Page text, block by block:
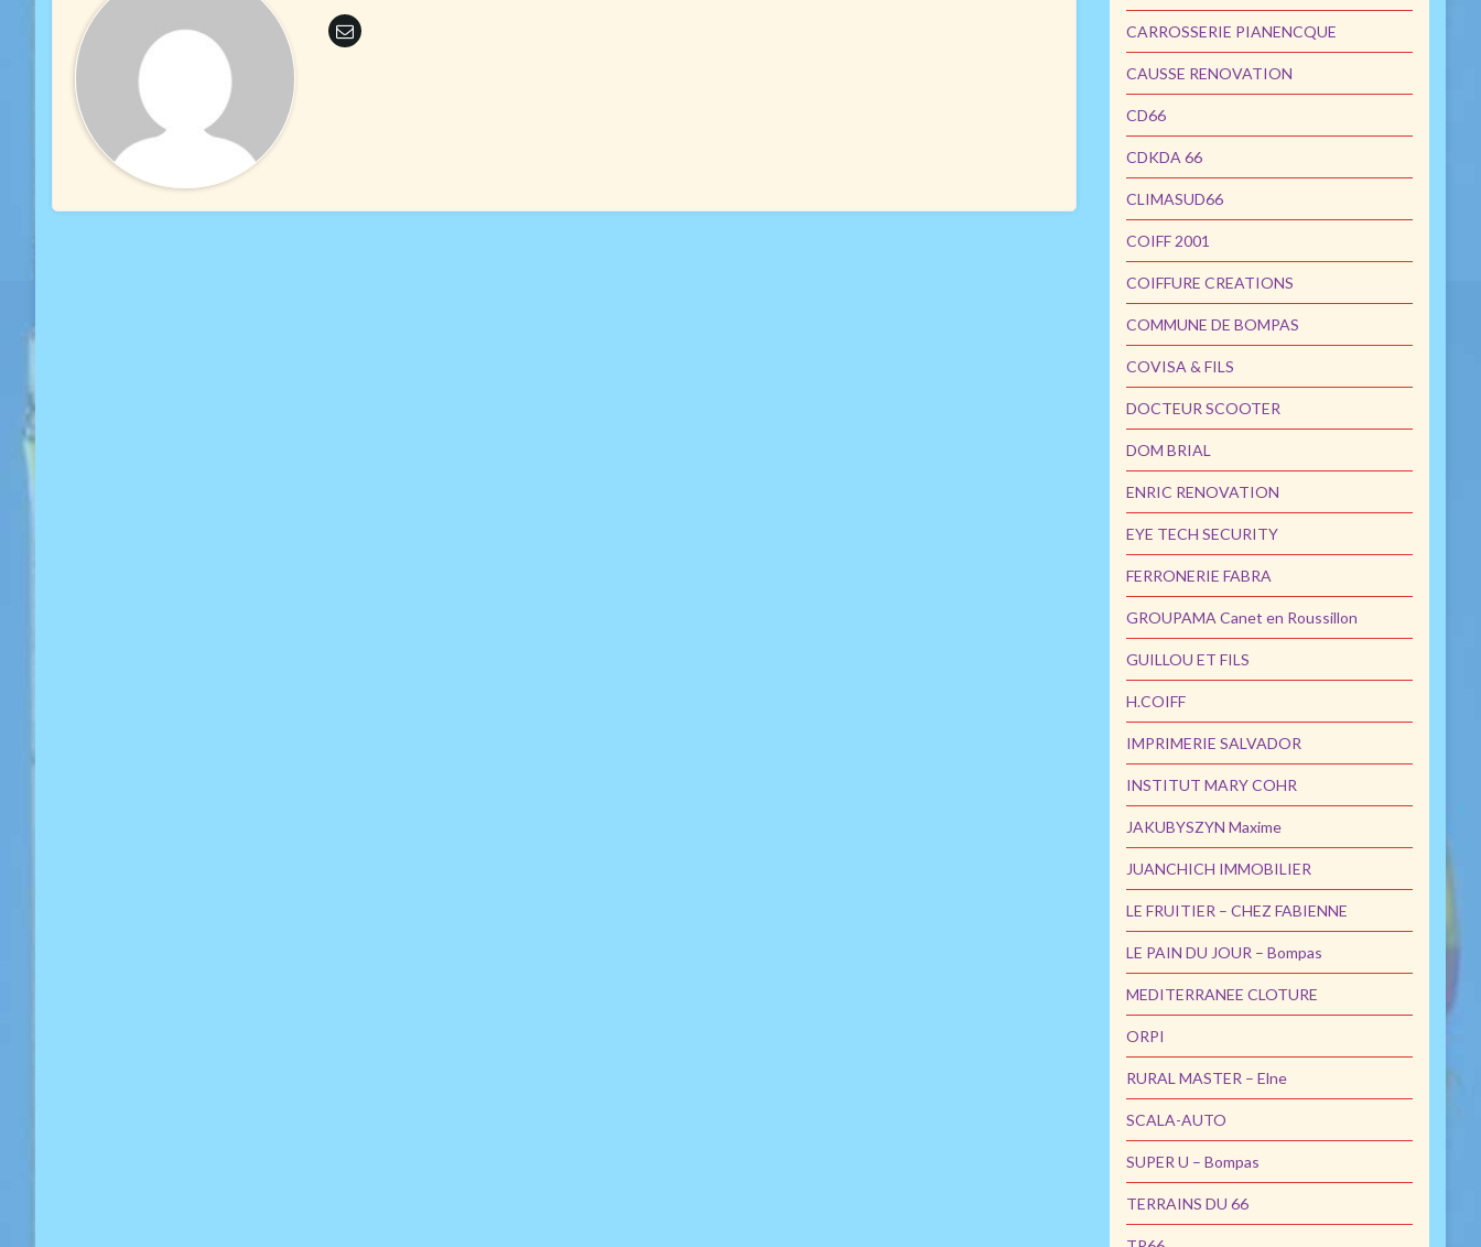
CARROSSERIE PIANENCQUE
CAUSSE RENOVATION
CD66
CDKDA 66
CLIMASUD66
COIFF 2001
COIFFURE CREATIONS
COMMUNE DE BOMPAS
COVISA & FILS
DOCTEUR SCOOTER
DOM BRIAL
ENRIC RENOVATION
EYE TECH SECURITY
FERRONERIE FABRA
GROUPAMA Canet en Roussillon
GUILLOU ET FILS
H.COIFF
IMPRIMERIE SALVADOR
INSTITUT MARY COHR
JAKUBYSZYN Maxime
JUANCHICH IMMOBILIER
LE FRUITIER – CHEZ FABIENNE
LE PAIN DU JOUR – Bompas
MEDITERRANEE CLOTURE
ORPI
RURAL MASTER – Elne
SCALA-AUTO
SUPER U – Bompas
TERRAINS DU 66